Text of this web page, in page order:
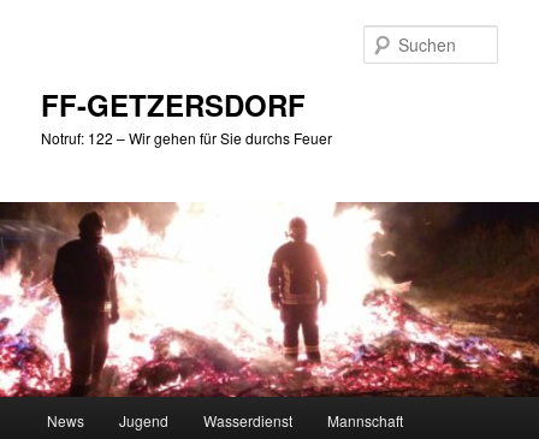
FF-GETZERSDORF
Notruf: 122 – Wir gehen für Sie durchs Feuer
News Jugend Wasserdienst Mannschaft